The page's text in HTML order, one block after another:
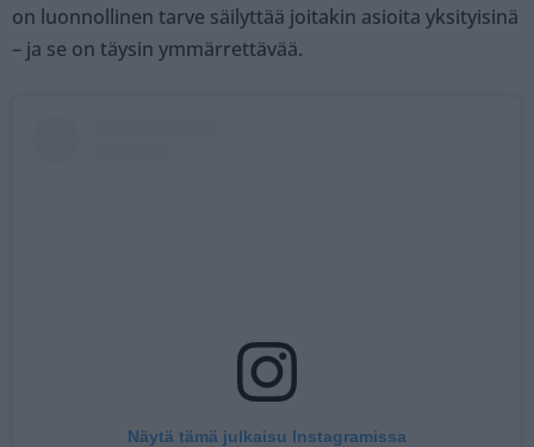
on luonnollinen tarve säilyttää joitakin asioita yksityisinä
– ja se on täysin ymmärrettävää.
Näytä tämä julkaisu Instagramissa